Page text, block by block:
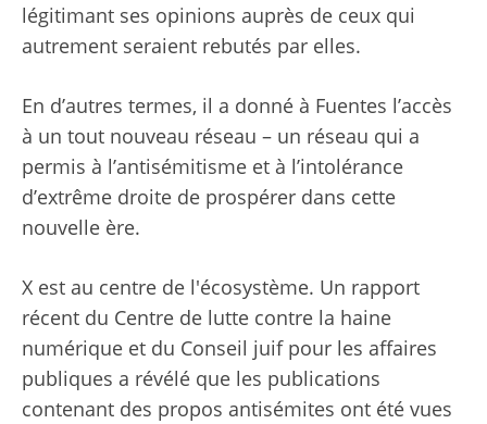
légitimant ses opinions auprès de ceux qui
autrement seraient rebutés par elles.
En d’autres termes, il a donné à Fuentes l’accès
à un tout nouveau réseau – un réseau qui a
permis à l’antisémitisme et à l’intolérance
d’extrême droite de prospérer dans cette
nouvelle ère.
X est au centre de l'écosystème. Un rapport
récent du Centre de lutte contre la haine
numérique et du Conseil juif pour les affaires
publiques a révélé que les publications
contenant des propos antisémites ont été vues